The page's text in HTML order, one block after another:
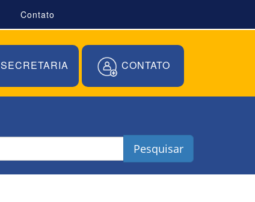
Contato
SECRETARIA CONTATO
Pesquisar